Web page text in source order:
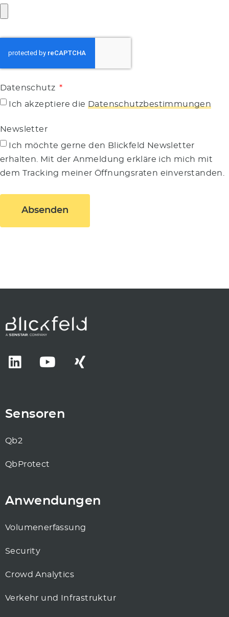
Datenschutz
Ich akzeptiere die Datenschutzbestimmungen
Newsletter
Ich möchte gerne den Blickfeld Newsletter
erhalten. Mit der Anmeldung erkläre ich mich mit
dem Tracking meiner Öffnungsraten einverstanden.
Absenden
Sensoren
Qb2
QbProtect
Anwendungen
Volumenerfassung
Security
Crowd Analytics
Verkehr und Infrastruktur